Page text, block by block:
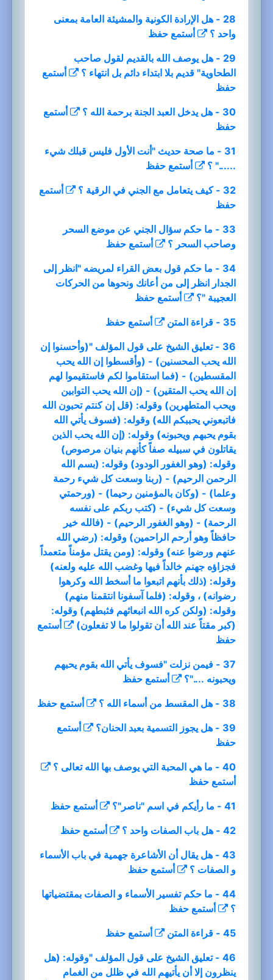
28 - هل الإرادة الكونية والمشيئة العامة بمعنى
واحد ؟
أستمع حفظ
29 - هل يوصف الله بالقديم لقول صاحب
الطحاوية" قديم بلا ابتداء دائم بل انتهاء ؟
أستمع
حفظ
30 - هل يدخل العبد الجنة برحمة الله ؟
أستمع
حفظ
31 - ما صحة حديث "أنت الأول فليس قبلك شيء
......" ؟
أستمع حفظ
32 - كيف يتعامل مع الجني في الرقية ؟
أستمع
حفظ
33 - ما حكم سؤال الجني عن موضع السحر
وصاحب السحر ؟
أستمع حفظ
34 - ما حكم قول بعض القراء لمريضه "انظر إلى
الجدار انظر إلى من أعانك ونحوها من الحركات
العجيبة "؟
أستمع حفظ
35 - قراءة المتن
أستمع حفظ
36 - تعليق الشيخ على قول المؤلف "(وأحسنوا إن
الله يحب المحسنين) - (وأقسطوا إن الله يحب
المقسطين) - (فما استقاموا لكم فاستقيموا لهم
إن الله يحب المتقين) - (إن الله يحب التوابين
ويحب المتطهرين) وقوله: (قل إن كنتم تحبون الله
فاتبعوني يحببكم الله) وقوله: (فسوف يأتي الله
بقوم يحبهم ويحبونه) وقوله: (إن الله يحب الذين
يقاتلون في سبيله صفاً كأنهم بنيان مرصوص)
وقوله: (وهو الغفور الودود) وقوله: (بسم الله
الرحمن الرحيم) - (ربنا وسعت كل شيء رحمة
وعلما) - (وكان بالمؤمنين رحيما) - (ورحمتي
وسعت كل شيء) - (كتب ربكم على نفسه
الرحمة) - (وهو الغفور الرحيم) - (فالله خير
حافظاً وهو أرحم الراحمين) وقوله: (رضي الله
عنهم ورضوا عنه) وقوله: (ومن يقتل مؤمناً متعمداً
فجزاؤه جهنم خالداً فيها وغضب الله عليه ولعنه)
وقوله: (ذلك بأنهم اتبعوا ما أسخط الله وكرهوا
رضوانه) ، وقوله: (فلما آسفونا انتقمنا منهم)
وقوله: (ولكن كره الله انبعاثهم فثبطهم) وقوله:
(كبر مقتاً عند الله أن تقولوا ما لا تفعلون)
أستمع
حفظ
37 - فيمن نزلت "فسوف يأتي الله بقوم يحبهم
ويحبونه ...."؟
أستمع حفظ
38 - هل المقسط من أسماء الله ؟
أستمع حفظ
39 - هل يجوز التسمية بعبد الحنان؟
أستمع
حفظ
40 - ما هي المحبة التي يوصف بها الله تعالى ؟
أستمع حفظ
41 - ما رأيكم في اسم "ناصر"؟
أستمع حفظ
42 - هل باب الصفات واحد ؟
أستمع حفظ
43 - هل يقال أن الأشاعرة جهمية في باب الأسماء
و الصفات ؟
أستمع حفظ
44 - ما حكم تفسير الأسماء و الصفات بمقتضياتها
؟
أستمع حفظ
45 - قراءة المتن
أستمع حفظ
46 - تعليق الشيخ على قول المؤلف "وقوله: (هل
ينظرون إلا أن يأتيهم الله في ظلل من الغمام